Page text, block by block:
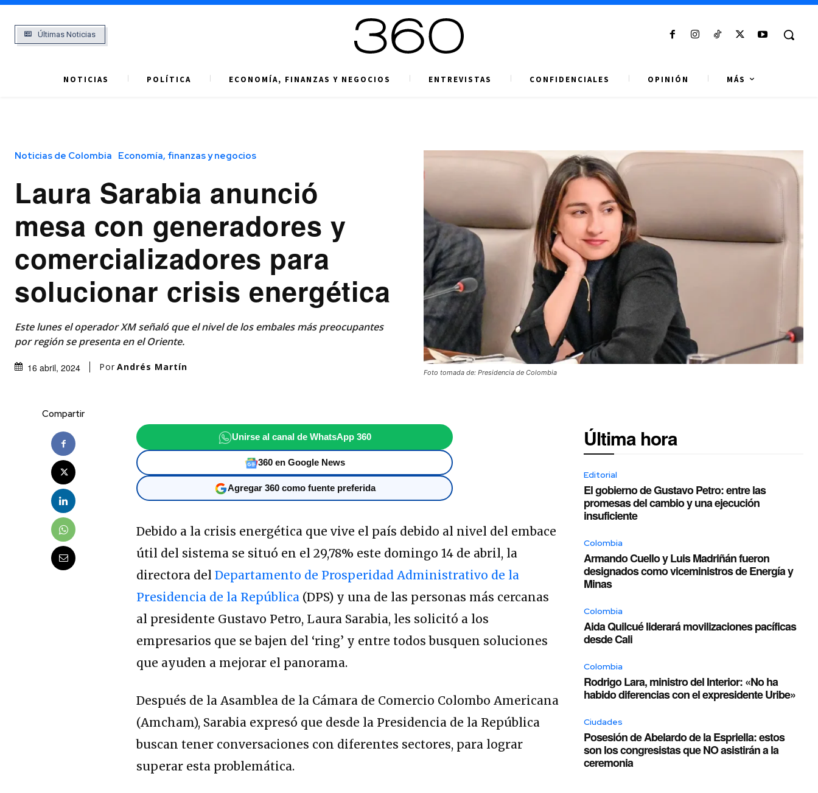
Últimas Noticias
NOTICIAS POLÍTICA ECONOMÍA, FINANZAS Y NEGOCIOS ENTREVISTAS CONFIDENCIALES OPINIÓN MÁS
Noticias de Colombia Economía, finanzas y negocios
Laura Sarabia anunció
mesa con generadores y
comercializadores para
solucionar crisis energética
Este lunes el operador XM señaló que el nivel de los embales más preocupantes
por región se presenta en el Oriente.
16 abril, 2024 Por Andrés Martín Foto tomada de: Presidencia de Colombia
Compartir
Unirse al canal de WhatsApp 360
360 en Google News
Agregar 360 como fuente preferida
Debido a la crisis energética que vive el país debido al nivel del embace
útil del sistema se situó en el 29,78% este domingo 14 de abril, la
directora delDepartamento de Prosperidad Administrativo de la
Presidencia de la República (DPS) y una de las personas más cercanas
al presidente Gustavo Petro, Laura Sarabia, les solicitó a los
empresarios que se bajen del ‘ring’ y entre todos busquen soluciones
que ayuden a mejorar el panorama.
Después de la Asamblea de la Cámara de Comercio Colombo Americana
(Amcham), Sarabia expresó que desde la Presidencia de la República
buscan tener conversaciones con diferentes sectores, para lograr
superar esta problemática.
Última hora
Editorial
El gobierno de Gustavo Petro: entre las
promesas del cambio y una ejecución
insuficiente
Colombia
Armando Cuello y Luis Madriñán fueron
designados como viceministros de Energía y
Minas
Colombia
Aida Quilcué liderará movilizaciones pacíficas
desde Cali
Colombia
Rodrigo Lara, ministro del Interior: «No ha
habido diferencias con el expresidente Uribe»
Ciudades
Posesión de Abelardo de la Espriella: estos
son los congresistas que NO asistirán a la
ceremonia